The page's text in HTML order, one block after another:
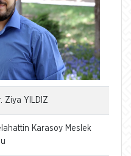
Ziya YILDIZ
Karasoy Meslek